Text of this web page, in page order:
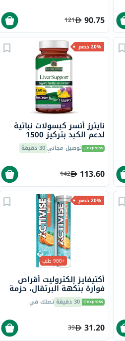
90.75
121
20% خصم
نايترز أنسر كبسولات نباتية
لدعم الكبد بتركيز 1500
ملجمم مع سيليمارين حزمة
من 90 كبسولة توصيل مجاني30 دقيقة
113.60
142
20% خصم
+900 طلب
أكتيفايز إلكتروليت أقراص
فوارة بنكهة البرتقال، حزمة
من 20 30 دقيقة تصلك في
31.20
39